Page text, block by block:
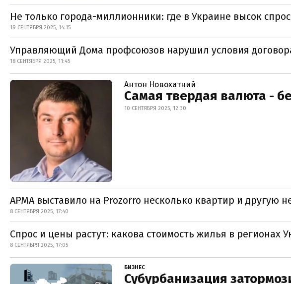
Не только города-миллионники: где в Украине высок
19 СЕНТЯБРЯ 2025, 14:15
Управляющий Дома профсоюзов нарушил условия
18 СЕНТЯБРЯ 2025, 11:45
Антон Новохатний
Самая твердая валюта -
10 СЕНТЯБРЯ 2025, 12:30
АРМА выставило на Prozorro несколько квартир и другую
8 СЕНТЯБРЯ 2025, 17:40
Спрос и цены растут: какова стоимость жилья в регионах
8 СЕНТЯБРЯ 2025, 17:05
БИЗНЕС
Субурбанизация